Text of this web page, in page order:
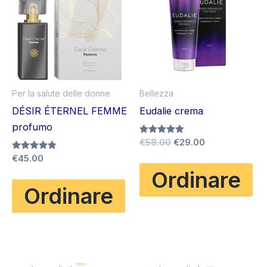
Per la salute delle donne
DÉSIR ÉTERNEL FEMME
profumo
Valutato
€45.00
Ordinare
Bellezza
Eudalie crema
Valutato
€58.00 Il
originale
era:
€58.00.
€29.00
attuale
è:
€29.00.
Ordinare